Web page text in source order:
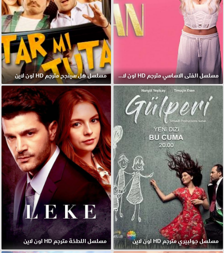
مسلسل الفتى الاساسي مترجم HD اون لاين مسلسل هل سينجح مترجم HD اون لاين
مسلسل جولبيري مترجم HD اون لاين مسلسل اللطخة مترجم HD اون لاين